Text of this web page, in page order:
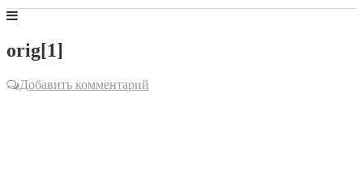
orig[1]
Добавить комментарий